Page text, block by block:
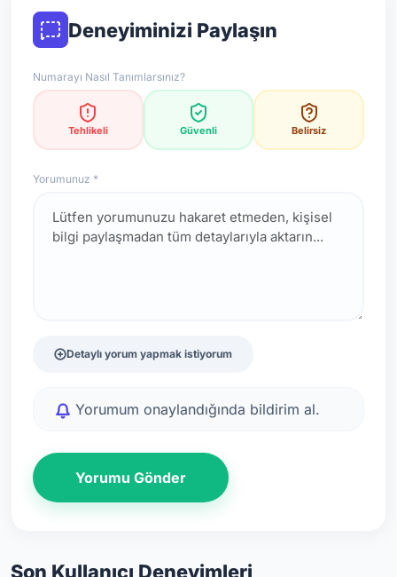
resmi doğrulama niteliği taşımaz.
güncellenir.
Deneyiminizi Paylaşın
Numarayı Nasıl Tanımlarsınız?
Tehlikeli Güvenli Belirsiz
Yorumunuz *
Detaylı yorum yapmak istiyorum
Yorumum onaylandığında bildirim al.
Yorumu Gönder
Son Kullanıcı Deneyimleri